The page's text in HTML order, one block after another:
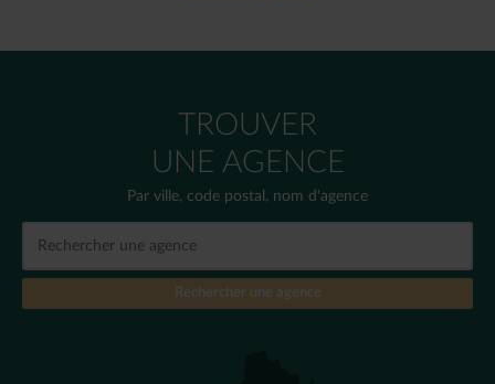
TROUVER
UNE AGENCE
Par ville, code postal, nom d'agence